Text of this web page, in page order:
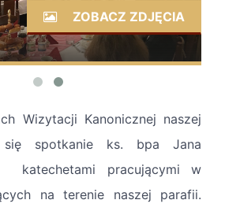
ZOBACZ ZDJĘCIA
Wizytacji Kanonicznej naszej
się spotkanie ks. bpa Jana
katechetami pracującymi w
na terenie naszej parafii.